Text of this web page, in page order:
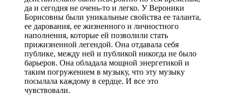
да и сегодня не очень-то и легко. У Вероники
Борисовны были уникальные свойства ее таланта,
ее дарования, ее жизненного и личностного
наполнения, которые ей позволили стать
прижизненной легендой. Она отдавала себя
публике, между ней и публикой никогда не было
барьеров. Она обладала мощной энергетикой и
таким погружением в музыку, что эту музыку
посылала каждому в сердце. И все это
чувствовали.